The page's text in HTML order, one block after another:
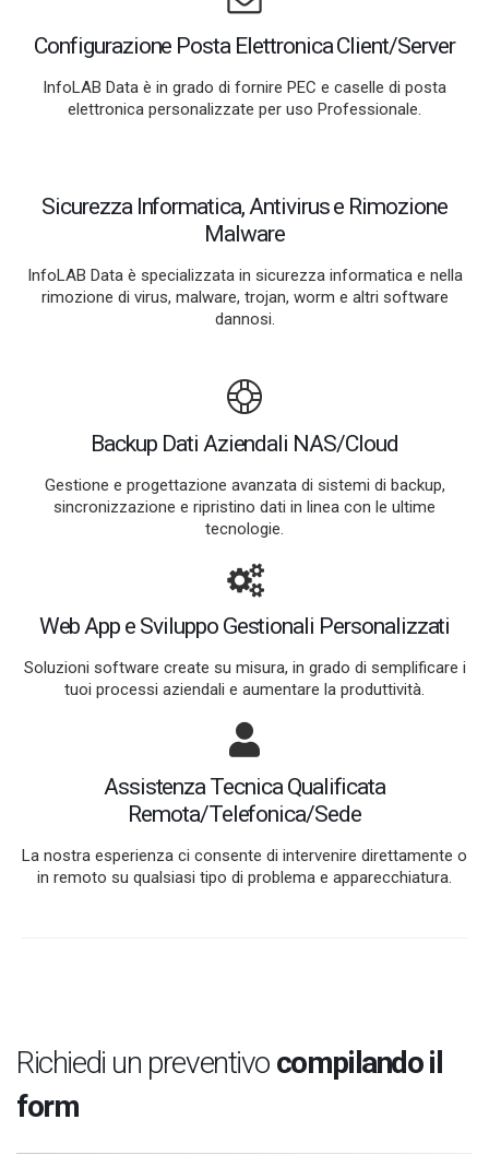
Configurazione Posta Elettronica Client/Server
InfoLAB Data è in grado di fornire PEC e caselle di posta
elettronica personalizzate per uso Professionale.
Sicurezza Informatica, Antivirus e Rimozione
Malware
InfoLAB Data è specializzata in sicurezza informatica e nella
rimozione di virus, malware, trojan, worm e altri software
dannosi.
Backup Dati Aziendali NAS/Cloud
Gestione e progettazione avanzata di sistemi di backup,
sincronizzazione e ripristino dati in linea con le ultime
tecnologie.
Web App e Sviluppo Gestionali Personalizzati
Soluzioni software create su misura, in grado di semplificare i
tuoi processi aziendali e aumentare la produttività.
Assistenza Tecnica Qualificata
Remota/Telefonica/Sede
La nostra esperienza ci consente di intervenire direttamente o
in remoto su qualsiasi tipo di problema e apparecchiatura.
Richiedi un preventivo compilando il
form